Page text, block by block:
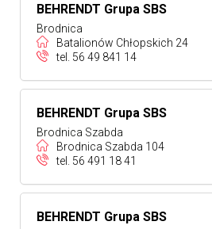
BEHRENDT Grupa SBS
Brodnica
Batalionów Chłopskich 24
tel. 56 49 841 14
BEHRENDT Grupa SBS
Brodnica Szabda
Brodnica Szabda 104
tel. 56 491 18 41
BEHRENDT Grupa SBS